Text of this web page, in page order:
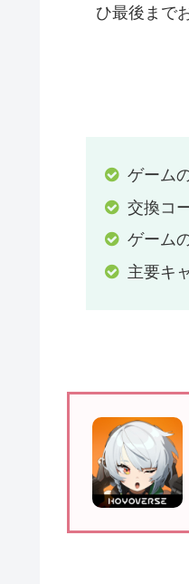
ひ最後まで
ゲーム
交換コ
ゲーム
主要キ